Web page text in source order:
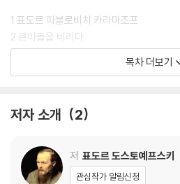
에디션을 더욱 풍성해진 목록으로 다시 만나
[도서] 카라마조프씨네 형제들 3
정수만을 담아 간결하고 간편하게
열린책들 세계문학에서 꾸준히 사랑받아
층 간결하고 간편한 형태로 펴낸 모노 에
까지, 덜어 내고 또 덜어 내 고갱이만을 담
1 표도르 파블로비치 카라마조프
2 큰아들을 버리다
3 재혼과 두 번째 자식들
제2권 달갑지 않은 회합
1 수도원에 도착하다
2 늙은 어릿광대
목차 더보기
저자 소개 2
저 표도르 도스토예프스키
관심작가 알림신청